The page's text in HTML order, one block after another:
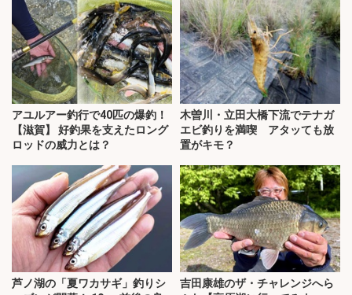
アユルアー釣行で40匹の爆釣！
【滋賀】 好釣果を支えたロング
ロッドの威力とは？
木曽川・立田大橋下流でテナガ
エビ釣りを満喫 アタッても放
置がキモ？
芦ノ湖の「夏ワカサギ」釣りシ
吉田康雄のザ・チャレンジへら